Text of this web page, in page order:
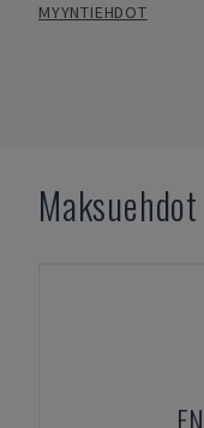
MYYNTIEHDOT
Maksuehdot